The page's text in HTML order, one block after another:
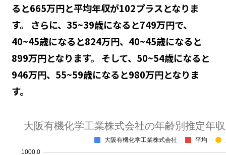
ると665万円と平均年収が102プラスとなりま
す。 さらに、35~39歳になると749万円で、
40~45歳になると824万円、40~45歳になると
899万円となります。 そして、50~54歳になると
946万円、55~59歳になると980万円となりま
す。